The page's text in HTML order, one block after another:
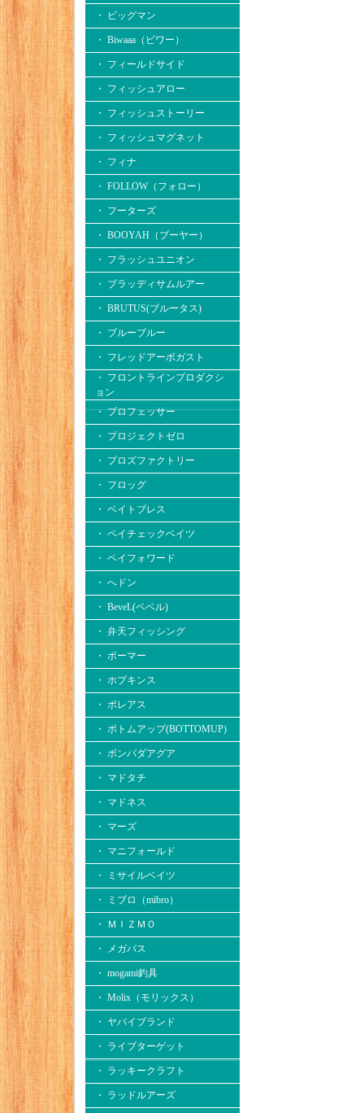
・ ビッグマン
・ Biwaaa（ビワー）
・ フィールドサイド
・ フィッシュアロー
・ フィッシュストーリー
・ フィッシュマグネット
・ フィナ
・ FOLLOW（フォロー）
・ フーターズ
・ BOOYAH（ブーヤー）
・ フラッシュユニオン
・ ブラッディサムルアー
・ BRUTUS(ブルータス)
・ ブルーブルー
・ フレッドアーボガスト
・ フロントラインプロダクシ
ョン
・ プロフェッサー
・ プロジェクトゼロ
・ プロズファクトリー
・ フロッグ
・ ベイトブレス
・ ペイチェックベイツ
・ ペイフォワード
・ へドン
・ BeveL(ベベル)
・ 弁天フィッシング
・ ボーマー
・ ホプキンス
・ ボレアス
・ ボトムアップ(BOTTOMUP)
・ ボンバダアグア
・ マドタチ
・ マドネス
・ マーズ
・ マニフォールド
・ ミサイルベイツ
・ ミブロ（mibro）
・ ＭＩＺＭＯ
・ メガバス
・ mogami釣具
・ Molix（モリックス）
・ ヤバイブランド
・ ライブターゲット
・ ラッキークラフト
・ ラッドルアーズ